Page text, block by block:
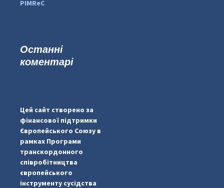
pimrec_project
PIMReC
Останні
коментарі
Цей сайт створено за
фінансової підтримки
Європейського Союзу в
рамках Програми
транскордонного
співробітництва
європейського
інструменту сусідства